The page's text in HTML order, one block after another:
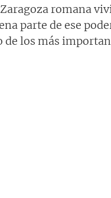
romana
parte de ese
los más